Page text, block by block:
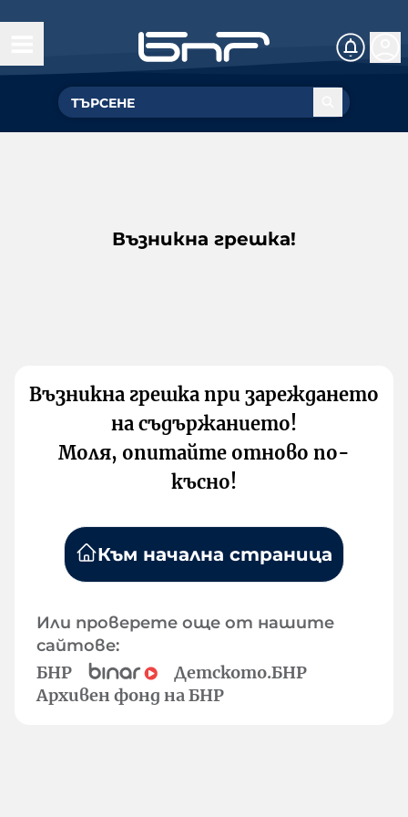
Възникна грешка!
Възникна грешка при зареждането
на съдържанието!
Моля, опитайте отново по-
късно!
Към начална страница
Или проверете още от нашите
сайтове:
БНР
Детското.БНР
Архивен фонд на БНР